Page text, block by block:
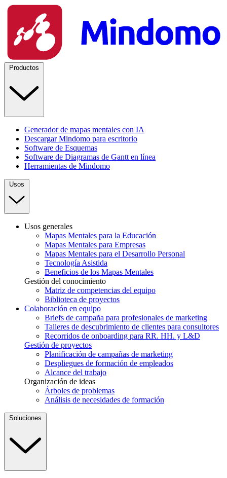
Productos
Generador de mapas mentales con IA
Descargar Mindomo para escritorio
Software de Esquemas
Software de Diagramas de Gantt en línea
Herramientas de Mindomo
Usos
Usos generales
Mapas Mentales para la Educación
Mapas Mentales para Empresas
Mapas Mentales para el Desarrollo Personal
Tecnología Asistida
Beneficios de los Mapas Mentales
Gestión del conocimiento
Matriz de competencias del equipo
Biblioteca de proyectos
Colaboración en equipo
Briefs de campaña para profesionales de marketing
Talleres de descubrimiento de clientes para consultores
Recorridos de onboarding para RR. HH. y L&D
Gestión de proyectos
Planificación de campañas de marketing
Despliegues de formación de empleados
Alcance del trabajo
Organización de ideas
Árboles de problemas
Análisis de necesidades de formación
Soluciones